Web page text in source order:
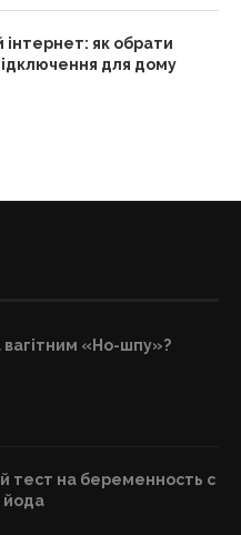
як обрати
для дому
«Но-шпу»?
тест на беременность с